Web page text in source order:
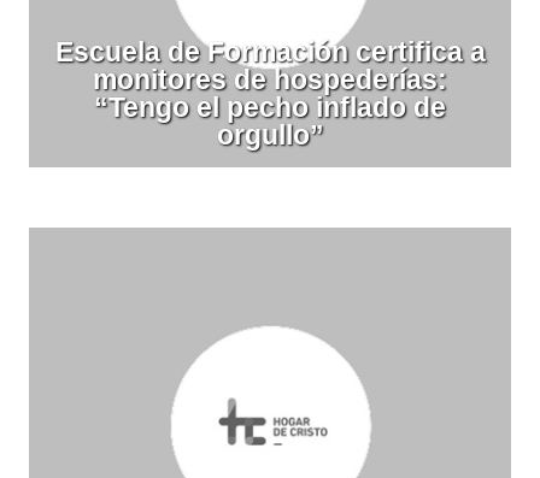
Escuela de Formación certifica a
monitores de hospederías:
“Tengo el pecho inflado de
orgullo”